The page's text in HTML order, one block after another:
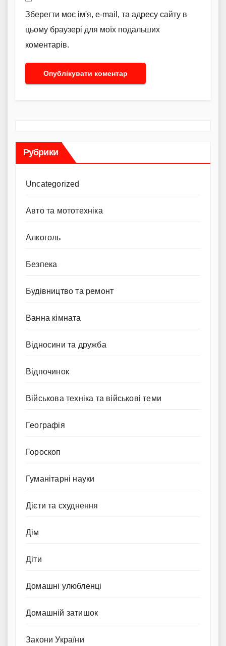
Зберегти моє ім'я, e-mail, та адресу сайту в
цьому браузері для моїх подальших
коментарів.
Рубрики
Uncategorized
Авто та мототехніка
Алкоголь
Безпека
Будівництво та ремонт
Ванна кімната
Відносини та дружба
Відпочинок
Військова техніка та військові теми
Географія
Гороскоп
Гуманітарні науки
Дієти та схуднення
Дім
Діти
Домашні улюбленці
Домашній затишок
Закони України